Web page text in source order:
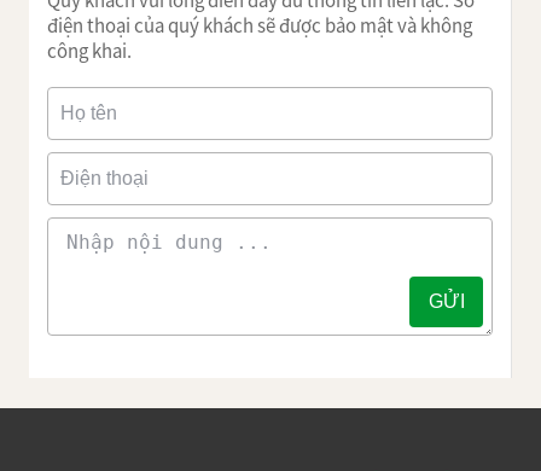
điện thoại của quý khách sẽ được bảo mật và không
công khai.